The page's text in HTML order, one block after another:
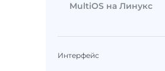
MultiOS на Линукс
Интерфейс